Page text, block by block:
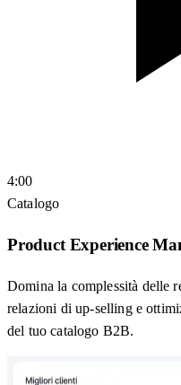
4:00
Catalogo
Product Experience
Domina la complessità delle
relazioni di up-selling e
del tuo catalogo B2B.